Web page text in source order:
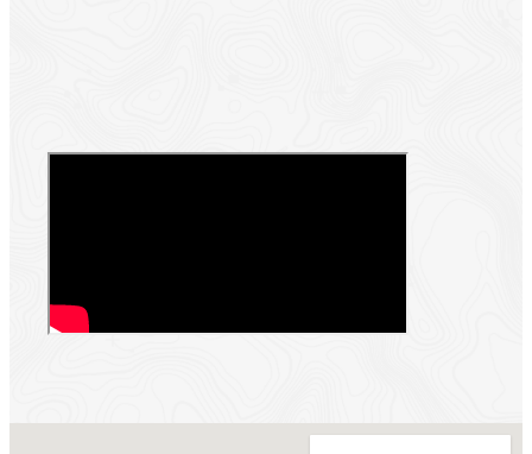
Keine Standorte gefunden